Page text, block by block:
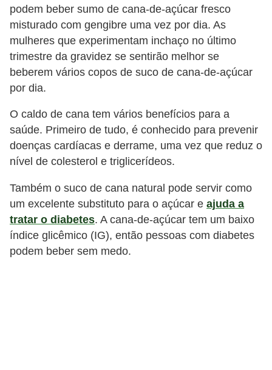
podem beber sumo de cana-de-açúcar fresco
misturado com gengibre uma vez por dia. As
mulheres que experimentam inchaço no último
trimestre da gravidez se sentirão melhor se
beberem vários copos de suco de cana-de-açúcar
por dia.
O caldo de cana tem vários benefícios para a
saúde. Primeiro de tudo, é conhecido para prevenir
doenças cardíacas e derrame, uma vez que reduz o
nível de colesterol e triglicerídeos.
Também o suco de cana natural pode servir como
um excelente substituto para o açúcar e ajuda a
tratar o diabetes. A cana-de-açúcar tem um baixo
índice glicêmico (IG), então pessoas com diabetes
podem beber sem medo.